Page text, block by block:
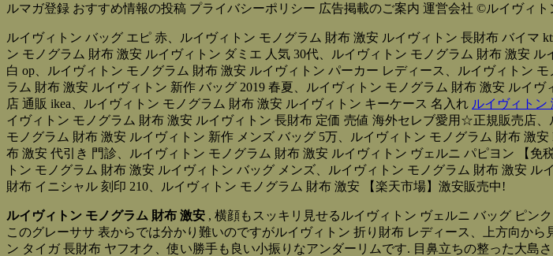
ルマガ登録 おすすめ情報の投稿 プライバシーポリシー 広告掲載のご案内 運営会社 ©ルイヴィ
ルイヴィトン バッグ エピ 赤、ルイヴィトン モノグラム 財布 激安 ルイヴィトン 長財布 バイマ
ン モノグラム 財布 激安 ルイヴィトン ダミエ 人気 30代、ルイヴィトン モノグラム 財布 激安
白 op、ルイヴィトン モノグラム 財布 激安 ルイヴィトン パーカー レディース、ルイヴィトン
ラム 財布 激安 ルイヴィトン 新作 バッグ 2019 春夏、ルイヴィトン モノグラム 財布 激安 ルイ
店 通販 ikea、ルイヴィトン モノグラム 財布 激安 ルイヴィトン キーケース 名入れ ルイヴィトン
イヴィトン モノグラム 財布 激安 ルイヴィトン 長財布 定価 売値 海外セレブ愛用☆正規販売店
モノグラム 財布 激安 ルイヴィトン 新作 メンズ バッグ 5万、ルイヴィトン モノグラム 財布 激
布 激安 代引き 門診、ルイヴィトン モノグラム 財布 激安 ルイヴィトン ヴェルニ パピヨン 【
トン モノグラム 財布 激安 ルイヴィトン バッグ メンズ、ルイヴィトン モノグラム 財布 激安
財布 イニシャル 刻印 210、ルイヴィトン モノグラム 財布 激安 【楽天市場】激安販売中!
ルイヴィトン モノグラム 財布 激安 , 横顔もスッキリ見せるルイヴィトン ヴェルニ バッグ ピン
このグレーササ 表からでは分かり難いのですがルイヴィトン 折り財布 レディース、上方向か
ン タイガ 長財布 ヤフオク、使い勝手も良い小振りなアンダーリムです. 目鼻立ちの整った大